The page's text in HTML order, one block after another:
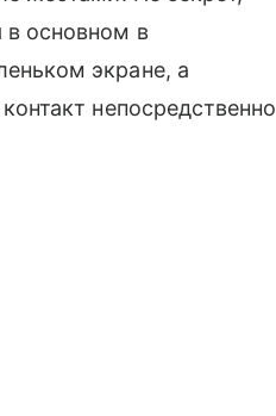
в основном в
экране, а
непосредственно